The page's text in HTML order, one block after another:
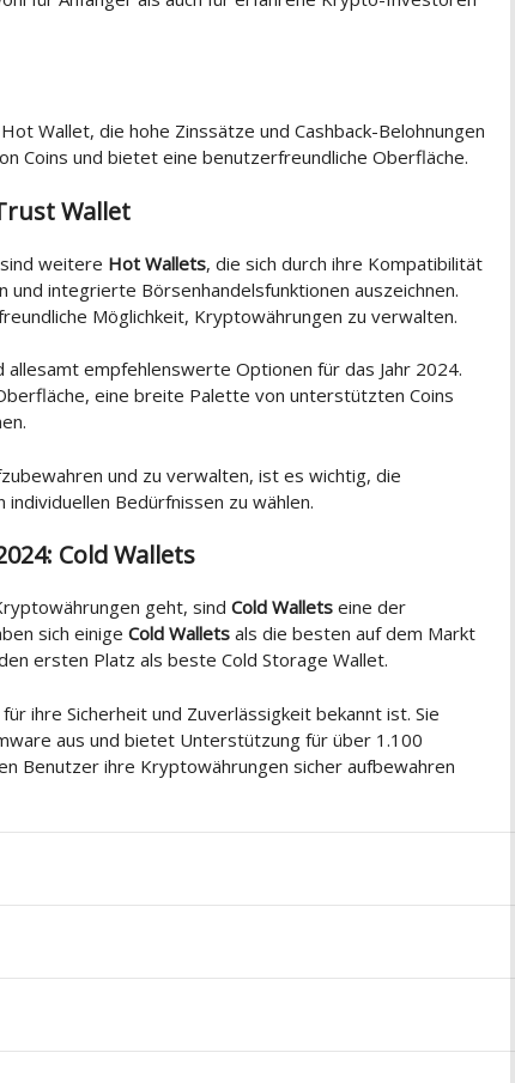
Wallet, die hohe Zinssätze und Cashback-Belohnungen
Coins und bietet eine benutzerfreundliche Oberfläche.
Wallet
weitere Hot Wallets, die sich durch ihre Kompatibilität
integrierte Börsenhandelsfunktionen auszeichnen.
Möglichkeit, Kryptowährungen zu verwalten.
empfehlenswerte Optionen für das Jahr 2024.
eine breite Palette von unterstützten Coins
und zu verwalten, ist es wichtig, die
Bedürfnissen zu wählen.
Cold Wallets
geht, sind Cold Wallets eine der
sich einige Cold Wallets als die besten auf dem Markt
ersten Platz als beste Cold Storage Wallet.
ihre Sicherheit und Zuverlässigkeit bekannt ist. Sie
aus und bietet Unterstützung für über 1.100
Benutzer ihre Kryptowährungen sicher aufbewahren